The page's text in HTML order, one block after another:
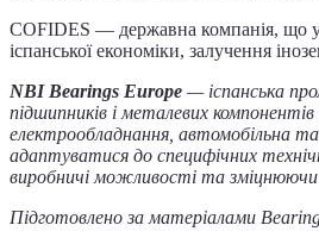
COFIDES — державна компанія, що
іспанської економіки, залучення
NBI Bearings Europe — іспанська
підшипників і металевих
електрообладнання, автомобільна
адаптуватися до специфічних
виробничі можливості та зміцнюючи
Підготовлено за матеріалами